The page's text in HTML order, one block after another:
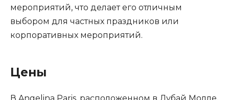
мероприятий, что делает его отличным
выбором для частных праздников или
корпоративных мероприятий.
Цены
В Angelina Paris, расположенном в Дубай Молле,